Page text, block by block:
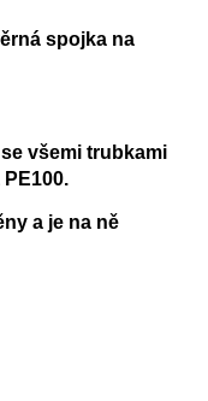
spojka na
všemi trubkami
PE100.
a je na ně